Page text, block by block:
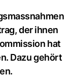
der ihnen
hat
Dazu gehört